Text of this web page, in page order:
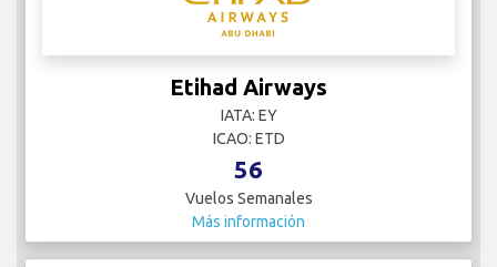
Etihad Airways
IATA: EY
ICAO: ETD
56
Vuelos Semanales
Más información